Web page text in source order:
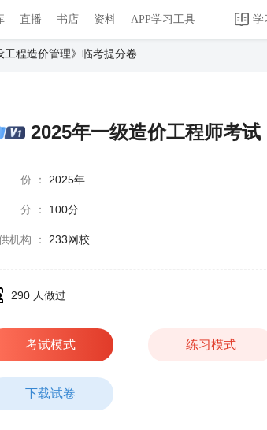
直播 书店 资料 APP学习工具 学
程造价管理》临考提分卷
2025年一级造价工程师考
份 ： 2025年
分 ： 100分
机构 ： 233网校
290 人做过
考试模式 练习模式
下载试卷